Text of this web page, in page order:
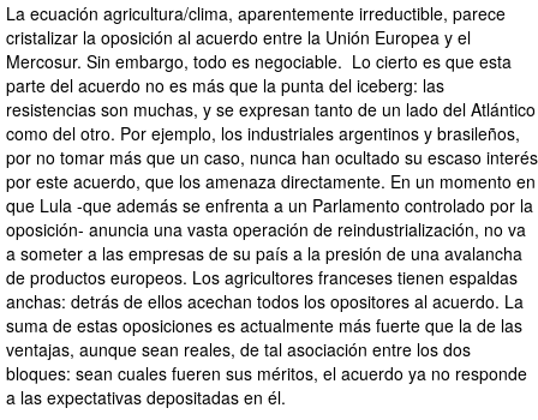
La ecuación agricultura/clima, aparentemente irreductible, parece
cristalizar la oposición al acuerdo entre la Unión Europea y el
Mercosur. Sin embargo, todo es negociable. Lo cierto es que esta
parte del acuerdo no es más que la punta del iceberg: las
resistencias son muchas, y se expresan tanto de un lado del Atlántico
como del otro. Por ejemplo, los industriales argentinos y brasileños,
por no tomar más que un caso, nunca han ocultado su escaso interés
por este acuerdo, que los amenaza directamente. En un momento en
que Lula -que además se enfrenta a un Parlamento controlado por la
oposición- anuncia una vasta operación de reindustrialización, no va
a someter a las empresas de su país a la presión de una avalancha
de productos europeos. Los agricultores franceses tienen espaldas
anchas: detrás de ellos acechan todos los opositores al acuerdo. La
suma de estas oposiciones es actualmente más fuerte que la de las
ventajas, aunque sean reales, de tal asociación entre los dos
bloques: sean cuales fueren sus méritos, el acuerdo ya no responde
a las expectativas depositadas en él.